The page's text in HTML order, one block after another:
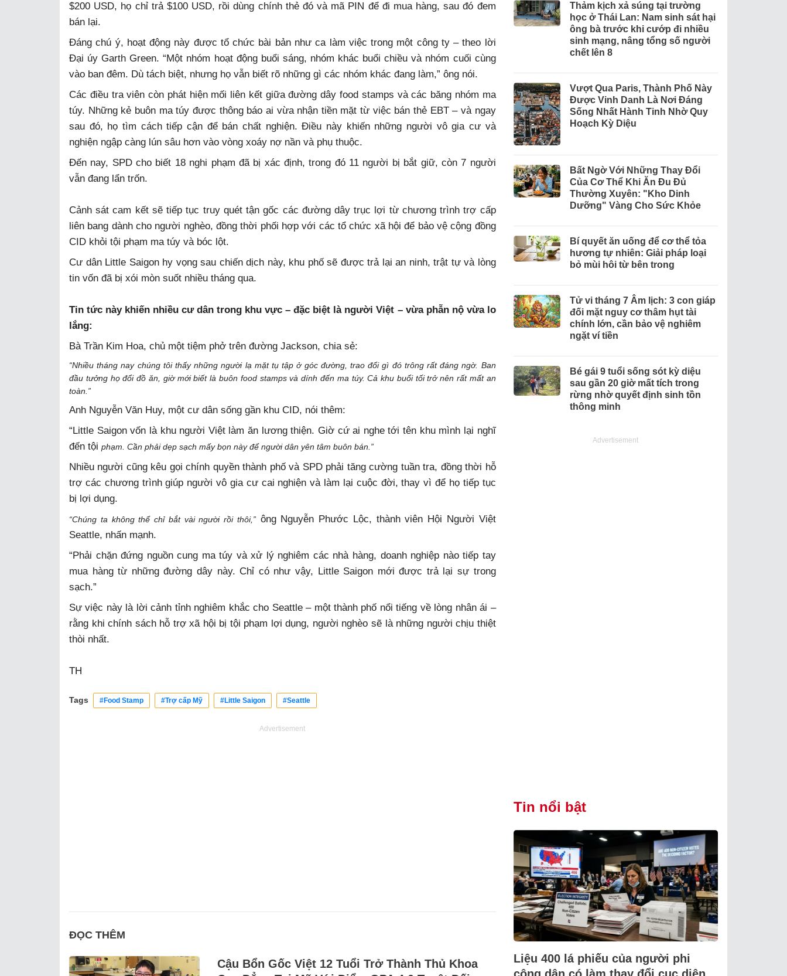
$200 USD, họ chỉ trả $100 USD, rồi dùng chính thẻ đó và mã PIN để đi mua hàng, sau đó đem
bán lại.
Đáng chú ý, hoạt động này được tổ chức bài bản như ca làm việc trong một công ty – theo lời
Đại úy Garth Green. “Một nhóm hoạt động buổi sáng, nhóm khác buổi chiều và nhóm cuối cùng
vào ban đêm. Dù tách biệt, nhưng họ vẫn biết rõ những gì các nhóm khác đang làm,” ông nói.
Các điều tra viên còn phát hiện mối liên kết giữa đường dây food stamps và các băng nhóm ma
túy. Những kẻ buôn ma túy được thông báo ai vừa nhận tiền mặt từ việc bán thẻ EBT – và ngay
sau đó, họ tìm cách tiếp cận để bán chất nghiện. Điều này khiến những người vô gia cư và
nghiện ngập càng lún sâu hơn vào vòng xoáy nợ nần và phụ thuộc.
Đến nay, SPD cho biết 18 nghi phạm đã bị xác định, trong đó 11 người bị bắt giữ, còn 7 người
vẫn đang lẩn trốn.
Cảnh sát cam kết sẽ tiếp tục truy quét tận gốc các đường dây trục lợi từ chương trình trợ cấp
liên bang dành cho người nghèo, đồng thời phối hợp với các tổ chức xã hội để bảo vệ cộng đồng
CID khỏi tội phạm ma túy và bóc lột.
Cư dân Little Saigon hy vọng sau chiến dịch này, khu phố sẽ được trả lại an ninh, trật tự và lòng
tin vốn đã bị xói mòn suốt nhiều tháng qua.
Tin tức này khiến nhiều cư dân trong khu vực – đặc biệt là người Việt – vừa phẫn nộ vừa lo
lắng:
Bà Trần Kim Hoa, chủ một tiệm phở trên đường Jackson, chia sẻ:
“Nhiều tháng nay chúng tôi thấy những người lạ mặt tụ tập ở góc đường, trao đổi gì đó trông rất đáng ngờ. Ban
đầu tưởng họ đổi đồ ăn, giờ mới biết là buôn food stamps và dính đến ma túy. Cả khu buổi tối trở nên rất mất an
toàn.”
Anh Nguyễn Văn Huy, một cư dân sống gần khu CID, nói thêm:
“Little Saigon vốn là khu người Việt làm ăn lương thiện. Giờ cứ ai nghe tới tên khu mình lại nghĩ
đến tội phạm. Cần phải dẹp sạch mấy bọn này để người dân yên tâm buôn bán.”
Nhiều người cũng kêu gọi chính quyền thành phố và SPD phải tăng cường tuần tra, đồng thời hỗ
trợ các chương trình giúp người vô gia cư cai nghiện và làm lại cuộc đời, thay vì để họ tiếp tục
bị lợi dụng.
“Chúng ta không thể chỉ bắt vài người rồi thôi,”ông Nguyễn Phước Lộc, thành viên Hội Người Việt
Seattle, nhấn mạnh.
“Phải chặn đứng nguồn cung ma túy và xử lý nghiêm các nhà hàng, doanh nghiệp nào tiếp tay
mua hàng từ những đường dây này. Chỉ có như vậy, Little Saigon mới được trả lại sự trong
sạch.”
Sự việc này là lời cảnh tỉnh nghiêm khắc cho Seattle – một thành phố nổi tiếng về lòng nhân ái –
rằng khi chính sách hỗ trợ xã hội bị tội phạm lợi dụng, người nghèo sẽ là những người chịu thiệt
thòi nhất.
TH
Tags #Food Stamp #Trợ cấp Mỹ #Little Saigon #Seattle
Advertisement
ĐỌC THÊM
Cậu Bổn Gốc Việt 12 Tuổi Trở Thành Thủ Khoa
Thảm kịch xả súng tại trường
học ở Thái Lan: Nam sinh sát hại
ông bà trước khi cướp đi nhiều
sinh mạng, nâng tổng số người
chết lên 8
Vượt Qua Paris, Thành Phố Này
Được Vinh Danh Là Nơi Đáng
Sống Nhất Hành Tinh Nhờ Quy
Hoạch Kỳ Diệu
Bất Ngờ Với Những Thay Đổi
Của Cơ Thể Khi Ăn Đu Đủ
Thường Xuyên: "Kho Dinh
Dưỡng" Vàng Cho Sức Khỏe
Bí quyết ăn uống để cơ thể tỏa
hương tự nhiên: Giải pháp loại
bỏ mùi hôi từ bên trong
Tử vi tháng 7 Âm lịch: 3 con giáp
đối mặt nguy cơ thâm hụt tài
chính lớn, cần bảo vệ nghiêm
ngặt ví tiền
Bé gái 9 tuổi sống sót kỳ diệu
sau gần 20 giờ mất tích trong
rừng nhờ quyết định sinh tồn
thông minh
Advertisement
Tin nổi bật
Liệu 400 lá phiếu của người phi